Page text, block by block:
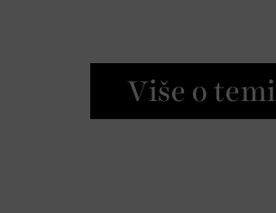
Više o temi